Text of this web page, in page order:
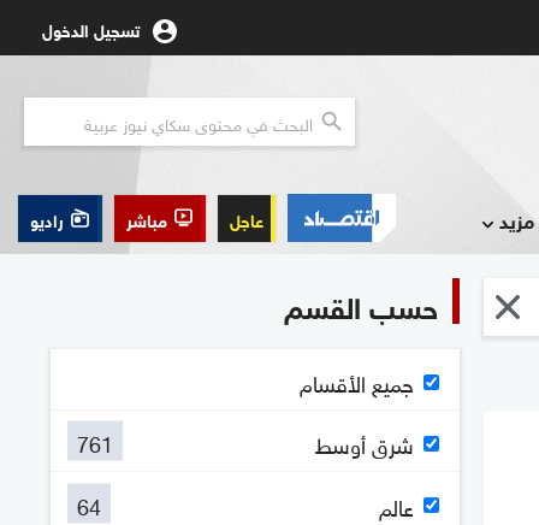
تسجيل الدخول
مزيد عاجل مباشر راديو
حسب القسم
جميع الأقسام
شرق أوسط
761
عالم
64